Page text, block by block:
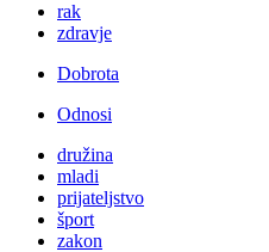
rak
zdravje
Dobrota
Odnosi
družina
mladi
prijateljstvo
šport
zakon